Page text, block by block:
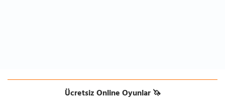
Ücretsiz Online Oyunlar 🦄